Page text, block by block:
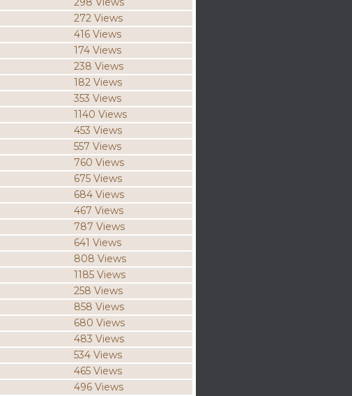
272 Views
416 Views
174 Views
238 Views
182 Views
353 Views
1140 Views
453 Views
557 Views
760 Views
675 Views
684 Views
467 Views
787 Views
641 Views
808 Views
1185 Views
258 Views
858 Views
680 Views
483 Views
534 Views
465 Views
496 Views